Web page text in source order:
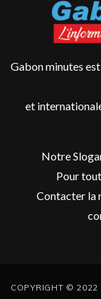
Gabon minutes
et
Notre
Pour
Contacter la
COPYRIGHT © 2022